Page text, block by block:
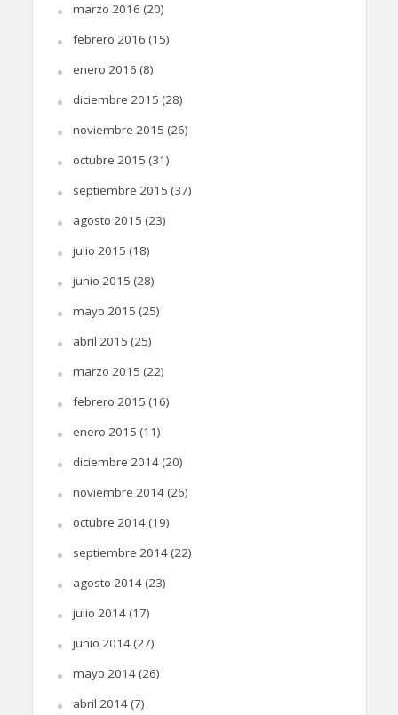
marzo 2016 (20)
febrero 2016 (15)
enero 2016 (8)
diciembre 2015 (28)
noviembre 2015 (26)
octubre 2015 (31)
septiembre 2015 (37)
agosto 2015 (23)
julio 2015 (18)
junio 2015 (28)
mayo 2015 (25)
abril 2015 (25)
marzo 2015 (22)
febrero 2015 (16)
enero 2015 (11)
diciembre 2014(20)
noviembre 2014(26)
octubre 2014(19)
septiembre 2014(22)
agosto 2014(23)
julio 2014(17)
junio 2014(27)
mayo 2014(26)
abril 2014(7)